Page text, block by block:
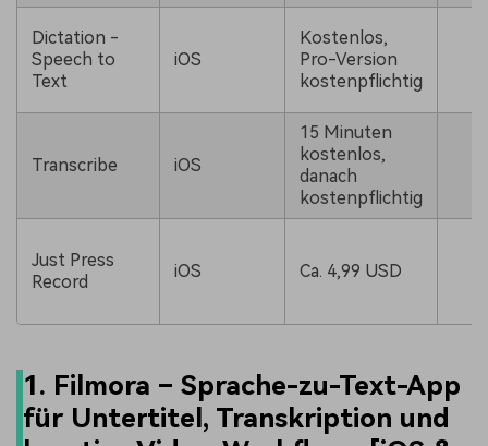
Dictation -
Speech to
Text
iOS
Kostenlos,
Pro-Version
kostenpflichtig
Transcribe iOS
15 Minuten
kostenlos,
danach
kostenpflichtig
Just Press
Record
iOS Ca. 4,99 USD
1. Filmora – Sprache-zu-Text-App
für Untertitel, Transkription und